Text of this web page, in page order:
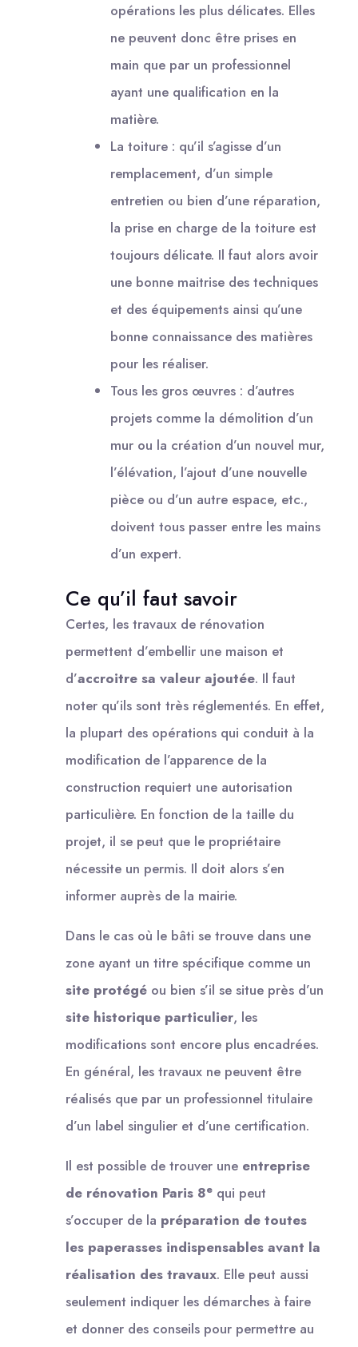
opérations les plus délicates. Elles
ne peuvent donc être prises en
main que par un professionnel
ayant une qualification en la
matière.
La toiture : qu’il s’agisse d’un
remplacement, d’un simple
entretien ou bien d’une réparation,
la prise en charge de la toiture est
toujours délicate. Il faut alors avoir
une bonne maitrise des techniques
et des équipements ainsi qu’une
bonne connaissance des matières
pour les réaliser.
Tous les gros œuvres : d’autres
projets comme la démolition d’un
mur ou la création d’un nouvel mur,
l’élévation, l’ajout d’une nouvelle
pièce ou d’un autre espace, etc.,
doivent tous passer entre les mains
d’un expert.
Ce qu’il faut savoir
Certes, les travaux de rénovation
permettent d’embellir une maison et
d’accroitre sa valeur ajoutée. Il faut
noter qu’ils sont très réglementés. En effet,
la plupart des opérations qui conduit à la
modification de l’apparence de la
construction requiert une autorisation
particulière. En fonction de la taille du
projet, il se peut que le propriétaire
nécessite un permis. Il doit alors s’en
informer auprès de la mairie.
Dans le cas où le bâti se trouve dans une
zone ayant un titre spécifique comme un
site protégé ou bien s’il se situe près d’un
site historique particulier, les
modifications sont encore plus encadrées.
En général, les travaux ne peuvent être
réalisés que par un professionnel titulaire
d’un label singulier et d’une certification.
Il est possible de trouver une entreprise
de rénovation Paris 8e qui peut
s’occuper de la préparation de toutes
les paperasses indispensables avant la
réalisation des travaux. Elle peut aussi
seulement indiquer les démarches à faire
et donner des conseils pour permettre au